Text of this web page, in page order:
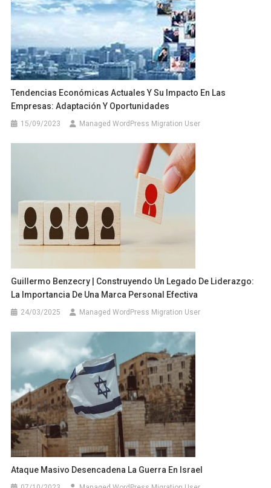
Tendencias Económicas Actuales Y Su Impacto En Las
Empresas: Adaptación Y Oportunidades
15/09/2023 Managed WordPress Migration User
Guillermo Benzecry | Construyendo Un Legado De Liderazgo:
La Importancia De Una Marca Personal Efectiva
24/03/2025 Managed WordPress Migration User
Ataque Masivo Desencadena La Guerra En Israel